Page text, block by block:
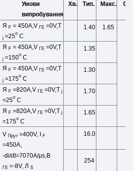
Умови
випробування
Хв. Тип. Макс.
ЯF= 450A,VГЕ=0V,T
j=25o C
1.40 1.65
ЯF= 450A,VГЕ=0V,T
j=150o C
1.35
ЯF= 450A,VГЕ=0V,T
j=175o C
1.30
ЯF=820A,VГЕ=0V,Tj
=25o C
1.70
ЯF=820A,VГЕ=0V,Tj
=175o C
1.65
V Прут =400V, I F
=450A,
-di/dt=7070A/μs,В
ГЕ=-8V,ЛS
16.0
254